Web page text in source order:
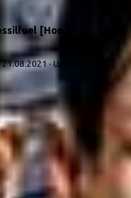
[Новая
21.08.2021· Updated